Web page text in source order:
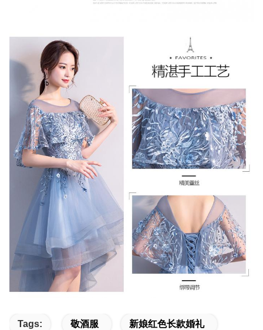
Tags: 敬酒服 新娘红色长款婚礼